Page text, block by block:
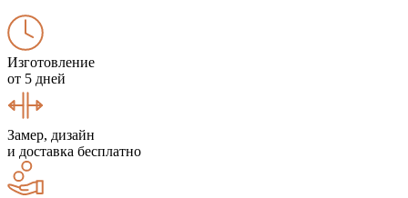
Изготовление
от 5 дней
Замер, дизайн
и доставка бесплатно